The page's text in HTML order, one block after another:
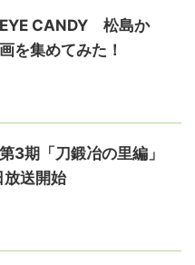
CANDY 松島か
を集めてみた！
3期「刀鍛冶の里編」
送開始